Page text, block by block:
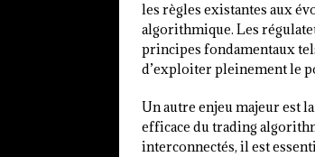
les règles existantes aux
algorithmique. Les
principes fondamentaux
d’exploiter pleinement le
Un autre enjeu majeur est
efficace du trading
interconnectés, il est